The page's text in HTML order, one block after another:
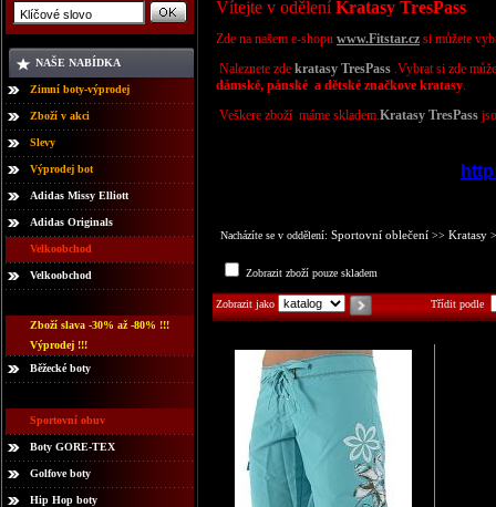
NAŠE NABÍDKA
Zimní boty-výprodej
Zboží v akci
Slevy
Výprodej bot
Adidas Missy Elliott
Adidas Originals
Velkoobchod
Velkoobchod
Zboží slava -30% až -80% !!!
Výprodej !!!
Běžecké boty
Sportovní obuv
Boty GORE-TEX
Golfove boty
Hip Hop boty
Vítejte v oděleníKratasy TresPass
Zde na našem e-shopu www.Fitstar.cz si můžete
Naleznete zde kratasy TresPass .Vybrat si zde
dámské, pánské a dětské značkove kratasy.
Veškere zboží máme skladem.Kratasy TresPass
Nacházíte se v oddělení: Sportovní oblečení >> Kratasy
Zobrazit zboží pouze skladem
Zobrazit jako Třídit podle